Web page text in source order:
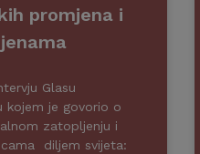
promjena i
Glasu
kojem je govorio o
zatopljenju i
diljem svijeta: